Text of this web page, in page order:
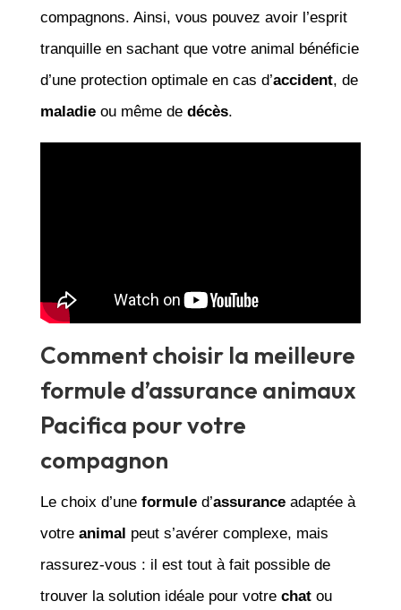
compagnons. Ainsi, vous pouvez avoir l’esprit
tranquille en sachant que votre animal bénéficie
d’une protection optimale en cas d’accident, de
maladieou même de décès.
Comment choisir la meilleure
formule d’assurance animaux
Pacifica pour votre
compagnon
Le choix d’une formuled’assuranceadaptée à
votre animal peut s’avérer complexe, mais
rassurez-vous : il est tout à fait possible de
trouver la solution idéale pour votre chatou